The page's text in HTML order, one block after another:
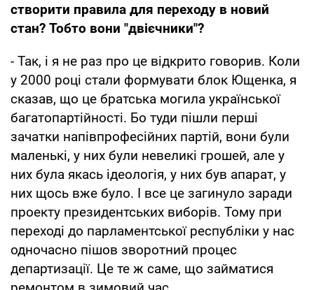
створити правила для переходу в новий
стан? Тобто вони "двієчники"?
- Так, і я не раз про це відкрито говорив. Коли
у 2000 році стали формувати блок Ющенка, я
сказав, що це братська могила української
багатопартійності. Бо туди пішли перші
зачатки напівпрофесійних партій, вони були
маленькі, у них були невеликі грошей, але у
них була якась ідеологія, у них був апарат, у
них щось вже було. І все це загинуло заради
проекту президентських виборів. Тому при
переході до парламентської республіки у нас
одночасно пішов зворотний процес
департизації. Це те ж саме, що займатися